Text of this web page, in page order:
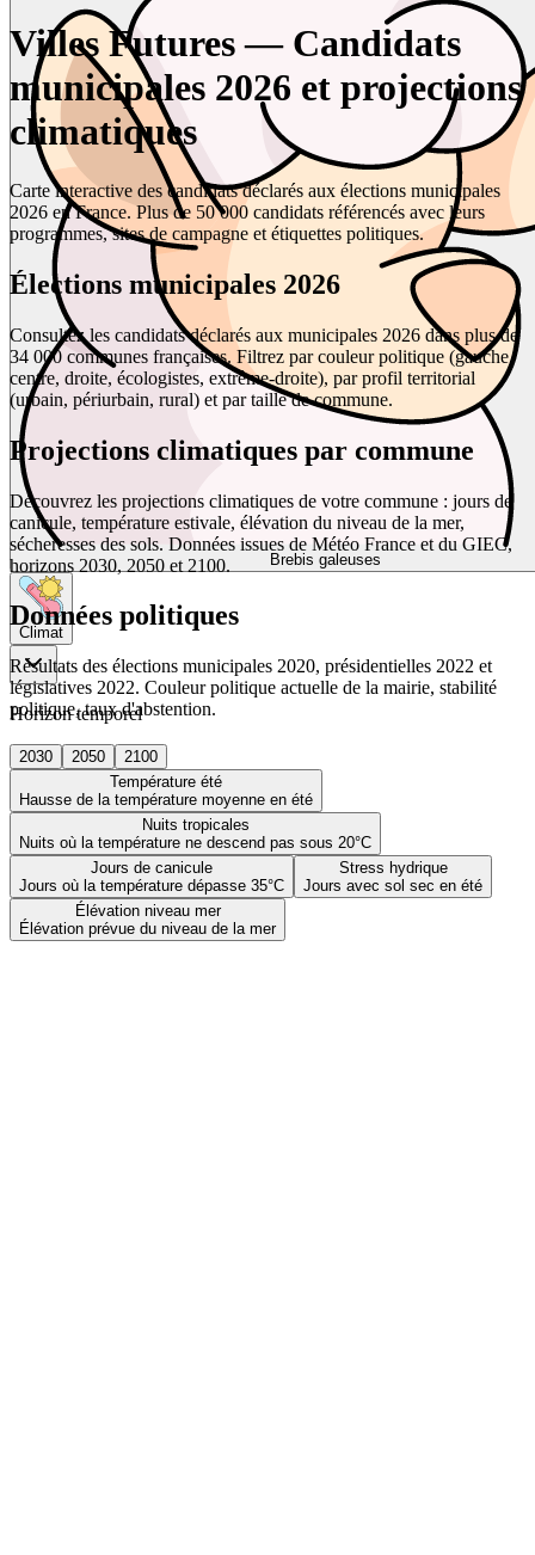
Brebis galeuses
Climat
Horizon temporel
2030 2050
2100
Température été
Hausse de la température moyenne en été
Nuits tropicales
Nuits où la température ne descend pas sous 20°C
Jours de canicule
Jours où la température dépasse 35°C
Stress hydrique
Jours avec sol sec en été
Élévation niveau mer
Élévation prévue du niveau de la mer
Villes Futures — Candidats
municipales 2026 et projections
climatiques
Carte interactive des candidats déclarés aux élections municipales
2026 en France. Plus de 50 000 candidats référencés avec leurs
programmes, sites de campagne et étiquettes politiques.
Élections municipales 2026
Consultez les candidats déclarés aux municipales 2026 dans plus de
34 000 communes françaises. Filtrez par couleur politique (gauche,
centre, droite, écologistes, extrême-droite), par profil territorial
(urbain, périurbain, rural) et par taille de commune.
Projections climatiques par commune
Découvrez les projections climatiques de votre commune : jours de
canicule, température estivale, élévation du niveau de la mer,
sécheresses des sols. Données issues de Météo France et du GIEC,
horizons 2030, 2050 et 2100.
Données politiques
Résultats des élections municipales 2020, présidentielles 2022 et
législatives 2022. Couleur politique actuelle de la mairie, stabilité
politique, taux d'abstention.